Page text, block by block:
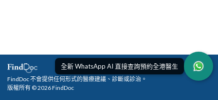
全新 WhatsApp AI 直接查詢預約全港醫生
FindDoc 不會提供任何形式的醫療建議、診斷或診治。
版權所有 © 2026 FindDoc